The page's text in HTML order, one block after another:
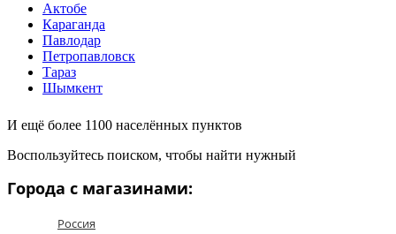
Актобе
Караганда
Павлодар
Петропавловск
Тараз
Шымкент
И ещё более 1100 населённых пунктов
Воспользуйтесь поиском, чтобы найти нужный
Города с магазинами:
Россия